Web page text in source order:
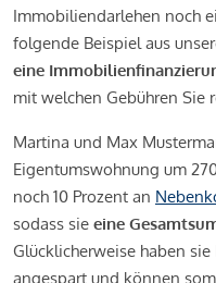
Immobiliendarlehen noch
folgende Beispiel aus
eine
mit welchen Gebühren Sie
Martina und Max
Eigentumswohnung um
noch 10 Prozent an
sodass sie eine
Glücklicherweise haben
angespart und können